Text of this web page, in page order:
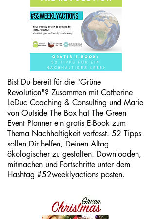
Bist Du bereit für die "Grüne
Revolution"? Zusammen mit Catherine
LeDuc Coaching & Consulting und Marie
von Outside The Box hat The Green
Event Planner ein gratis E-Book zum
Thema Nachhaltigkeit verfasst. 52 Tipps
sollen Dir helfen, Deinen Altag
ökologischer zu gestalten. Downloaden,
mitmachen und Fortschritte unter dem
Hashtag #52weeklyactions posten.